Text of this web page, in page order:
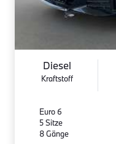
Diesel
Kraftstoff
Euro 6
5 Sitze
8 Gänge